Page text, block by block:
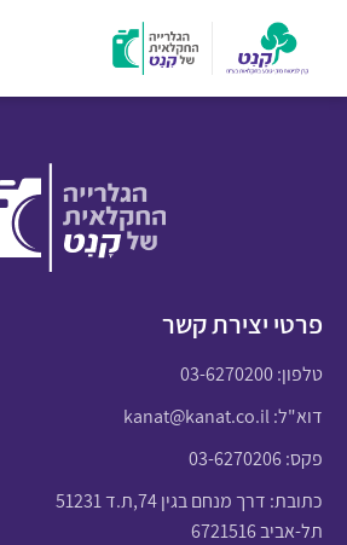
פרטי יצירת קשר
טלפון:03-6270200
דוא"ל:kanat@kanat.co.il
פקס: 03-6270206
כתובת: דרך מנחם בגין 74,ת.ד 51231
תל-אביב 6721516